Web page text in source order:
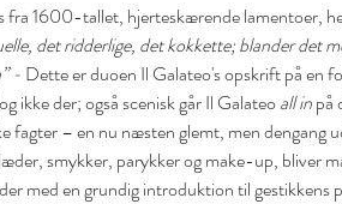
fra 1600-tallet, hjerteskærende lamentoer,
det ridderlige, det kokkette; blander
- Dette er duoen Il Galateo's opskrift på en
ikke der; også scenisk går Il Galateo all in på
fagter – en nu næsten glemt, men
smykker, parykker og make-up, bliver
med en grundig introduktion til gestikkens